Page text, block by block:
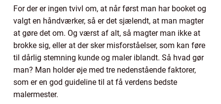
For der er ingen tvivl om, at når først man har booket og
valgt en håndværker, så er det sjælendt, at man magter
at gøre det om. Og værst af alt, så magter man ikke at
brokke sig, eller at der sker misforståelser, som kan føre
til dårlig stemning kunde og maler iblandt. Så hvad gør
man? Man holder øje med tre nedenstående faktorer,
som er en god guideline til at få verdens bedste
malermester.